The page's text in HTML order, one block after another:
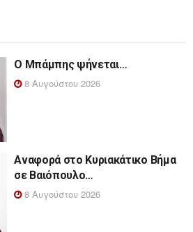
Ο Μπάμπης ψήνεται…
8 Αυγούστου 2026
Αναφορά στο Κυριακάτικο Βήμα
σε Βαιόπουλο…
8 Αυγούστου 2026